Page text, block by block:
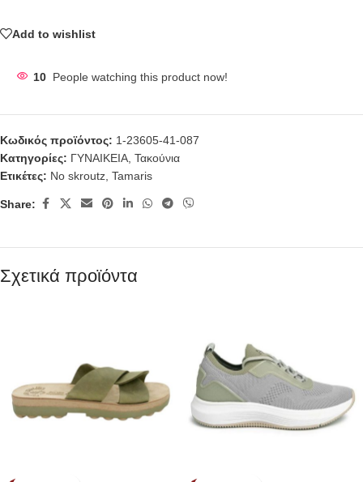
Add to wishlist
10 People watching this product now!
Κωδικός προϊόντος: 1-23605-41-087
Κατηγορίες: ΓΥΝΑΙΚΕΙΑ Τακούνια
Ετικέτες: No skroutz Tamaris
Share:
Σχετικά προϊόντα